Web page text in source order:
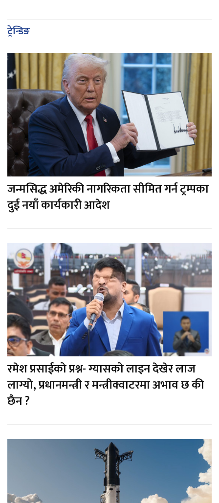
ट्रेन्डिङ
जन्मसिद्ध अमेरिकी नागरिकता सीमित गर्न ट्रम्पका
दुई नयाँ कार्यकारी आदेश
रमेश प्रसाईको प्रश्न- ग्यासको लाइन देखेर लाज
लाग्यो, प्रधानमन्त्री र मन्त्रीक्वाटरमा अभाव छ की
छैन ?